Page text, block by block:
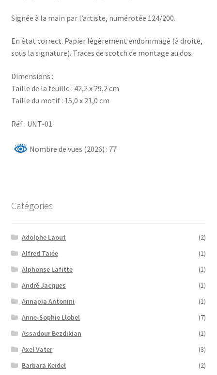
Signée à la main par l’artiste, numérotée 124/200.
En état correct. Papier légèrement endommagé (à droite,
sous la signature). Traces de scotch de montage au dos.
Dimensions :
Taille de la feuille : 42,2 x 29,2 cm
Taille du motif : 15,0 x 21,0 cm
Réf : UNT-01
Nombre de vues (2026) : 77
Catégories
Adolphe Laout
(2)
Alfred Taiée
(1)
Alphonse Lafitte
(1)
André Jacques
(1)
Annapia Antonini
(1)
Anne-Sophie Llobel
(7)
Assadour Bezdikian
(1)
Axel Vater
(3)
Barbara Keidel
(2)